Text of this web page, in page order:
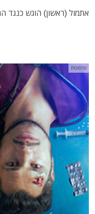
אתמול (ראשון) הוגש כנגד
פרסומת